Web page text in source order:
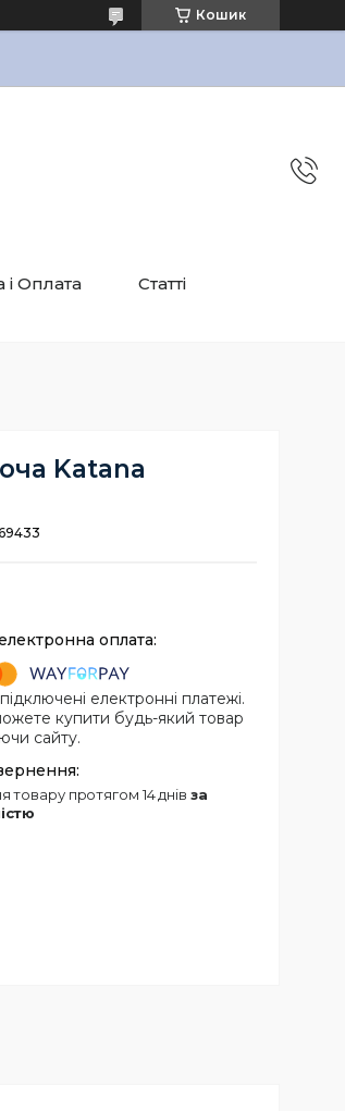
Кошик
і Оплата Статті
Katana
електронні платежі.
купити будь-який товар
сайту.
товару протягом 14 днів за